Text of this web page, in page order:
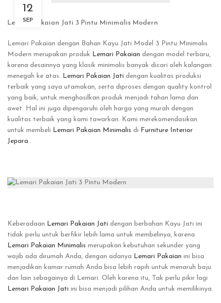
12
SEP
Lemari Pakaian Jati 3 Pintu Minimalis Modern
Lemari Pakaian dengan Bahan Kayu Jati Model 3 Pintu Minimalis
Modern merupakan produk Lemari Pakaian dengan model terbaru,
karena desainnya yang klasik minimalis banyak dicari oleh kalangan
menegah ke atas. Lemari Pakaian Jati dengan kualitas produksi
terbaik yang saya utamakan, serta diproses dengan quality kontrol
yang baik, untuk menghasilkan produk menjadi tahan lama dan
awet. Hal ini juga dipengaruhi oleh harga yang murah dengan
kualitas terbaik yang kami tawarkan. Kami merekomendasikan
untuk membeli Lemari Pakaian Minimalis di Furniture Interior
Jepara .
Keberadaan Lemari Pakaian Jati dengan berbahan Kayu Jati ini
tidak perlu untuk berfikir lebih lama untuk membelinya, karena
Lemari Pakaian Minimalis merupakan kebutuhan sekunder yang
wajib ada dirumah Anda, dengan adanya Lemari Pakaian ini bisa
menjadikan kamar rumah Anda bisa lebih rapih untuk menaruh baju
dan lain sebagainya di Lemari. Oleh karena itu, Tak perlu pikir lagi
Lemari Pakaian Jati ini bisa menjadi pilihan Anda untuk memilikinya.